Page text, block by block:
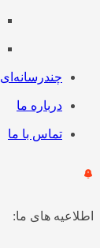
چندرسانه‌ای
درباره ما
تماس با ما
اطلاعیه های ما: